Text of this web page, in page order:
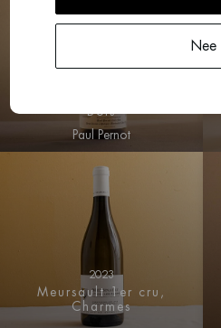
Bois
Paul Pernot
2023
Meursault 1er cru,
Charmes
Nee